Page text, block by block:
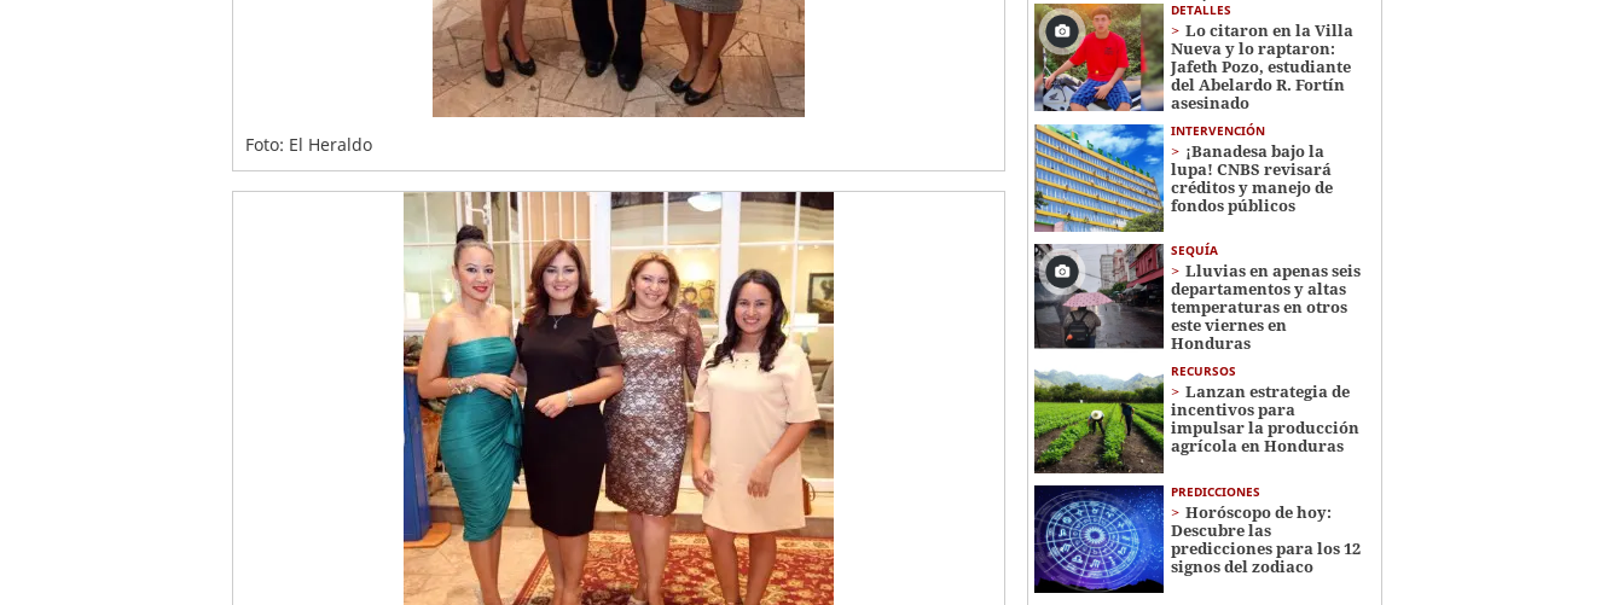
Foto: El Heraldo
DETALLES
Lo citaron en la Villa
Nueva y lo raptaron:
Jafeth Pozo, estudiante
del Abelardo R. Fortín
asesinado
INTERVENCIÓN
¡Banadesa bajo la
lupa! CNBS revisará
créditos y manejo de
fondos públicos
SEQUÍA
Lluvias en apenas seis
departamentos y altas
temperaturas en otros
este viernes en
Honduras
RECURSOS
Lanzan estrategia de
incentivos para
impulsar la producción
agrícola en Honduras
PREDICCIONES
Horóscopo de hoy:
Descubre las
predicciones para los 12
signos del zodiaco